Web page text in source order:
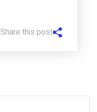
Share this post